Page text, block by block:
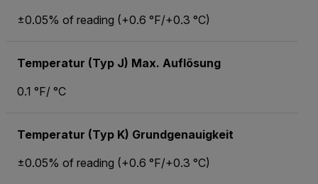
±0.05% of reading (+0.6 °F/+0.3 °C)
Temperatur (Typ J) Max. Auflösung
0.1 °F/ °C
Temperatur (Typ K) Grundgenauigkeit
±0.05% of reading (+0.6 °F/+0.3 °C)